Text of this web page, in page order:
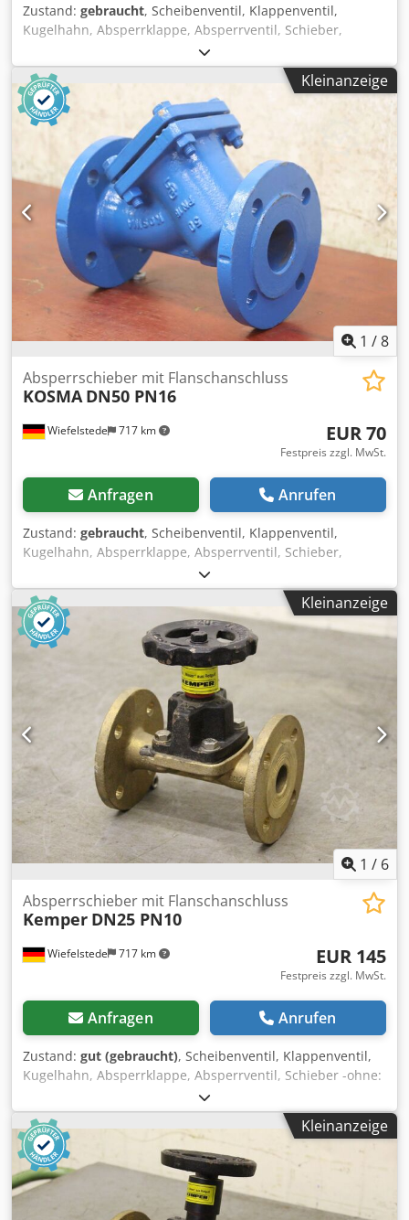
Zustand: gebraucht, Scheibenventil, Klappenventil,
Kugelhahn, Absperrklappe, Absperrventil, Schieber,
Membranventil, Membran-Absperrventil, Flanschen-
Absperrventil -Hersteller: ARI, Absperrschieber
Absperrventil Typ JL1040 Chedpfx Asrtcdlelroa -Anschluß:
DN32 PN16 -Anzahl: 1x Ventil vorhanden -Abmessung:
180/140/H280 mm -Gewicht: 7,2 kg
Kleinanzeige
1 /8
Wiefelstede 717 km
Absperrschieber mit Flanschanschluss
KOSMA DN50 PN16
EUR 70
Festpreis zzgl. MwSt.
Anfragen Anrufen
Zustand: gebraucht, Scheibenventil, Klappenventil,
Kugelhahn, Absperrklappe, Absperrventil, Schieber,
Membranventil, Membran-Absperrventil, Flanschen-
Absperrventil -Hersteller: KOSMA, Absperrschieber
Absperrventil ohne Antrieb -Anschluß: DN50 PN16 -Anzahl:
2x Ventil vorhanden -Preis: pro Stück -Abmessung:
230/165/H220 mm -Gewicht: 9,9 kg/St. Cedortcd Tjpfx
Kleinanzeige
1 / 6
Wiefelstede 717 km
Absperrschieber mit Flanschanschluss
Kemper DN25 PN10
EUR 145
Festpreis zzgl. MwSt.
Anfragen Anrufen
Zustand: gut (gebraucht), Scheibenventil, Klappenventil,
Kugelhahn, Absperrklappe, Absperrventil, Schieber -ohne:
Antrieb -Anschluß: DN25 -Breite: 160 mm -Nenndruck:
PN10 -Abmessungen: 160/115/H183 mm -Gewicht: 3,8 kg
Chsdod I I Htopfx Alrsa
Kleinanzeige